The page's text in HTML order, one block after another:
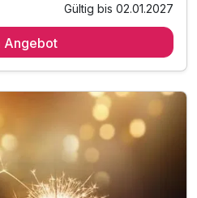
Buffet
in der Lobbybar
dem Hotelparkplatz
Gültig bis 02.01.2027
Angebot